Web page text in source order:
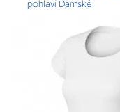
pohlaví Dámské